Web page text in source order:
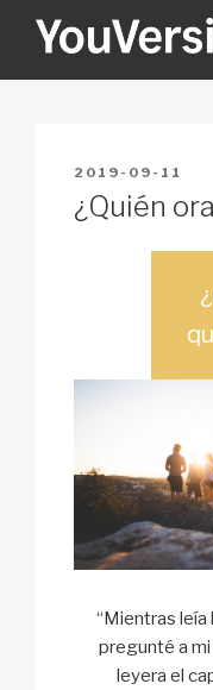
POSTED
ON
2019-09-11
¿Quién
“Mientras leía
pregunté a
leyera el